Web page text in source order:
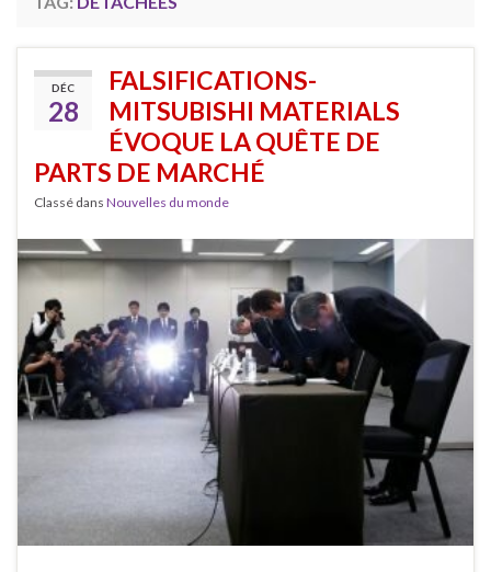
DÉC
28
FALSIFICATIONS-
MITSUBISHI MATERIALS
ÉVOQUE LA QUÊTE DE
PARTS DE MARCHÉ
Classé dans Nouvelles du monde